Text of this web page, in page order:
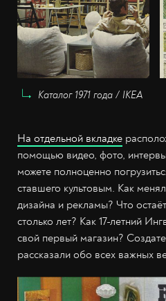
Каталог 1971 года / IKEA
На отдельной вкладке
помощью видео, фото,
можете полноценно
ставшего культовым. Как
дизайна и рекламы? Что
столько лет? Как 17-летний
свой первый магазин?
рассказали обо всех важных